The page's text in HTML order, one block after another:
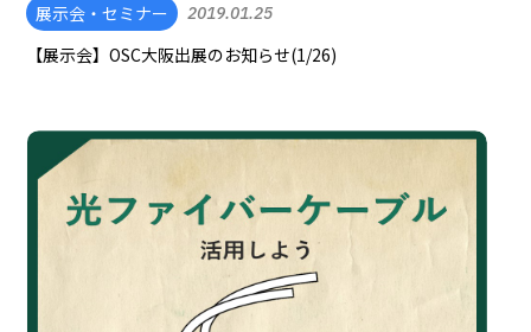
展示会・セミナー 2019.01.25
【展示会】OSC大阪出展のお知らせ(1/26)